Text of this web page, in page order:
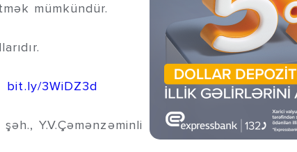
mümkündür.
bit.ly/3WiDZ3d
Y.V.Çəmənzəminli